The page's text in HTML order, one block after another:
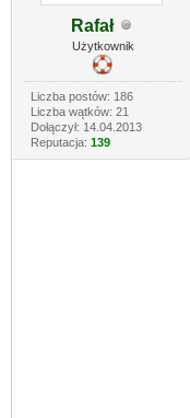
Rafał
Użytkownik
Liczba postów: 186
Liczba wątków: 21
Dołączył: 14.04.2013
Reputacja: 139